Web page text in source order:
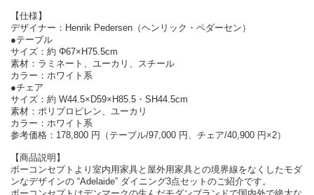
【仕様】
デザイナー：Henrik Pedersen（ヘンリック・ペダーセン）
●テーブル
サイズ：約 Φ67×H75.5cm
素材：ラミネート、ユーカリ、スチール
カラー：ホワイト系
●チェア
サイズ：約 W44.5×D59×H85.5・SH44.5cm
素材：ポリプロピレン、ユーカリ
カラー：ホワイト系
参考価格：178,800 円（テーブル/97,000 円、チェア/40,900 円×2）
【商品説明】
ボーコンセプトより室内用家具と屋外用家具との境界線をなくしたモダ
ンなデザインの “Adelaide” ダイニング3点セットのご紹介です。